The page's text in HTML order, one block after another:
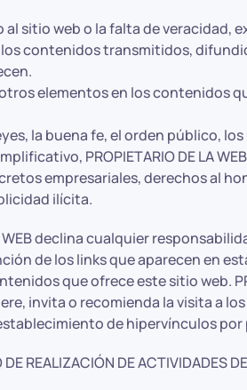
al sitio web o la falta de
contenidos transmitidos,
otros elementos en los
la buena fe, el orden público,
PROPIETARIO DE LA
empresariales, derechos al
ilícita.
WEB declina cualquier
de los links que aparecen en
que ofrece este sitio web.
invita o recomienda la visita a
de hipervínculos
REALIZACIÓN DE ACTIVIDADES